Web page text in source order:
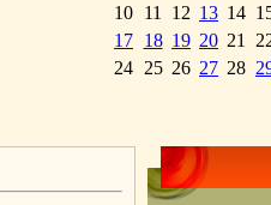
10 11 12 13 14
17 18 19 20 21
24 25 26 27 28